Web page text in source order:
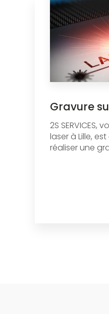
Gravure
2S
laser à Lille,
réaliser une